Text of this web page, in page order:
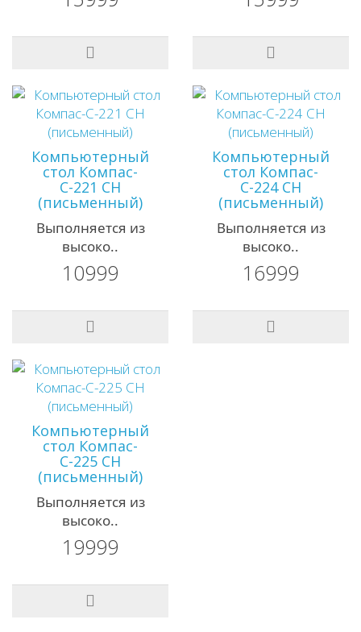
Компьютерный
стол Компас-
С-221 СН
(письменный)
Выполняется из
высоко..
10999
Компьютерный
стол Компас-
С-224 СН
(письменный)
Выполняется из
высоко..
16999
Компьютерный
стол Компас-
С-225 СН
(письменный)
Выполняется из
высоко..
19999